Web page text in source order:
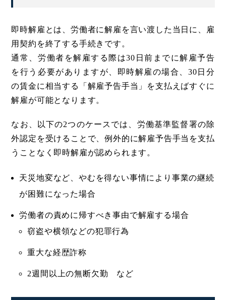
即時解雇とは、労働者に解雇を言い渡した当日に、雇
用契約を終了する手続きです。
通常、労働者を解雇する際は30日前までに解雇予告
を行う必要がありますが、即時解雇の場合、30日分
の賃金に相当する「解雇予告手当」を支払えばすぐに
解雇が可能となります。
なお、以下の2つのケースでは、労働基準監督署の除
外認定を受けることで、例外的に解雇予告手当を支払
うことなく即時解雇が認められます。
天災地変など、やむを得ない事情により事業の継続
が困難になった場合
労働者の責めに帰すべき事由で解雇する場合
窃盗や横領などの犯罪行為
重大な経歴詐称
2週間以上の無断欠勤 など